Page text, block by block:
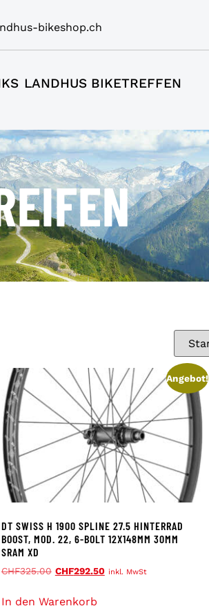
bikeshop.ch
LANDHUS BIKETREFFEN
Angebot!
DT SWISS H 1900 SPLINE 27.5 HINTERRAD
BOOST, MOD. 22, 6-BOLT 12X148MM 30MM
SRAM XD
CHF325.00 CHF292.50 inkl. MwSt
In den Warenkorb